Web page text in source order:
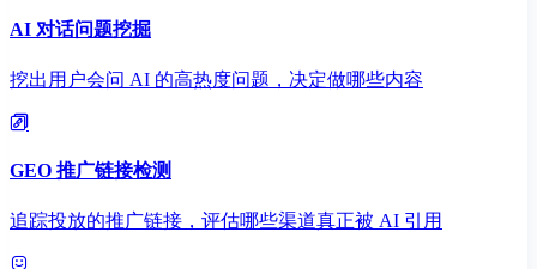
AI 对话问题挖掘
挖出用户会问 AI 的高热度问题，决定做哪些内容
GEO 推广链接检测
追踪投放的推广链接，评估哪些渠道真正被 AI 引用